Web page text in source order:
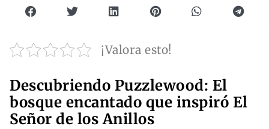
¡Valora esto!
Descubriendo Puzzlewood: El
bosque encantado que inspiró El
Señor de los Anillos